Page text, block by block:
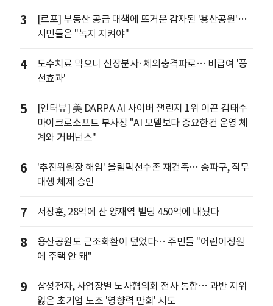
3
[르포] 부동산 공급 대책에 뜨거운 감자된 '용산공원'…
시민들은 "녹지 지켜야"
4
도수치료 막으니 신장분사·체외충격파로… 비급여 '풍
선효과'
5
[인터뷰] 美 DARPA AI 사이버 챌린지 1위 이끈 김태수
마이크로소프트 부사장 "AI 모델보다 중요한건 운영 체
계와 거버넌스"
6
'추진위원장 해임' 올림픽선수촌 재건축… 송파구, 직무
대행 체제 승인
7 서장훈, 28억에 산 양재역 빌딩 450억에 내놨다
8
용산공원도 근조화환이 덮었다… 주민들 "어린이정원
에 주택 안 돼"
9
삼성전자, 사업장별 노사협의회 전사 통합… 과반 지위
잃은 초기업 노조 '영향력 만회' 시도